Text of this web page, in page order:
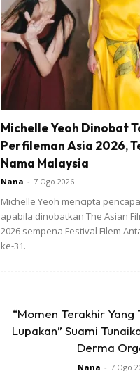
Michelle Yeoh Dinobat
Perfileman Asia 2026,
Nama Malaysia
Nana - 7 Ogo 2026
Michelle Yeoh mencipta
apabila dinobatkan The Asian
2026 sempena Festival Filem
ke-31.
“Momen Terakhir Yang
Lupakan” Suami
Derma
Nana - 7 Ogo